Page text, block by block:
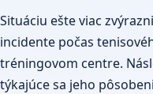
Situáciu ešte viac
incidente počas
tréningovom centre.
týkajúce sa jeho